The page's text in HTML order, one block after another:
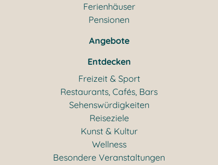
Ferienhäuser
Pensionen
Angebote
Entdecken
Freizeit & Sport
Restaurants, Cafés, Bars
Sehenswürdigkeiten
Reiseziele
Kunst & Kultur
Wellness
Besondere Veranstaltungen